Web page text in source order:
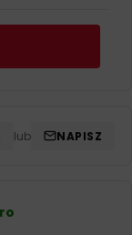
lub NAPISZ